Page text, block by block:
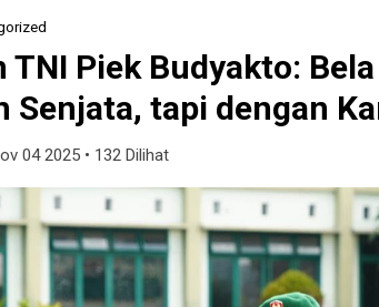
TNI Piek Budyakto:
Senjata, tapi dengan
04 2025 • 132 Dilihat